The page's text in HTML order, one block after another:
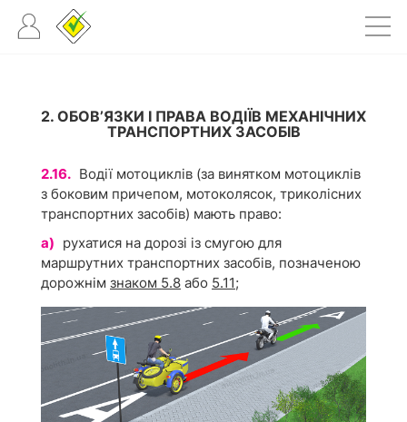
2. ОБОВ’ЯЗКИ І ПРАВА ВОДІЇВ МЕХАНІЧНИХ
ТРАНСПОРТНИХ ЗАСОБІВ
2.16. Водії мотоциклів (за винятком мотоциклів
з боковим причепом, мотоколясок, триколісних
транспортних засобів) мають право:
а) рухатися на дорозі із смугою для
маршрутних транспортних засобів, позначеною
дорожнім знаком 5.8 або 5.11;